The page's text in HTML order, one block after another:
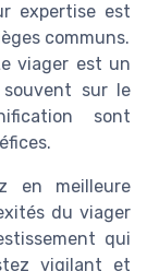
expertise est
communs.
viager est un
sur le
sont
en meilleure
du viager
qui
vigilant et